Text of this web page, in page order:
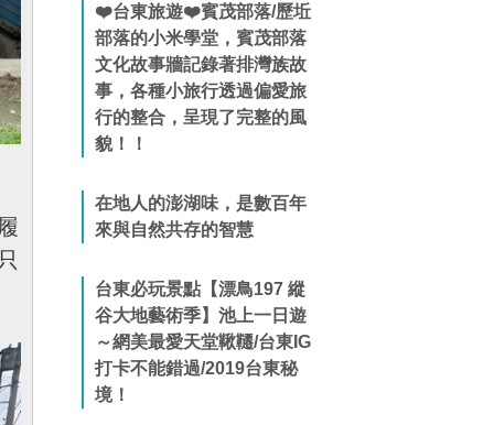
❤️台東旅遊❤️賓茂部落/歷坵
部落的小米學堂，賓茂部落
文化故事牆記錄著排灣族故
事，各種小旅行透過偏愛旅
行的整合，呈現了完整的風
貌！！
在地人的澎湖味，是數百年
來與自然共存的智慧
台東必玩景點【漂鳥197 縱
谷大地藝術季】池上一日遊
～網美最愛天堂鞦韆/台東IG
打卡不能錯過/2019台東秘
境！